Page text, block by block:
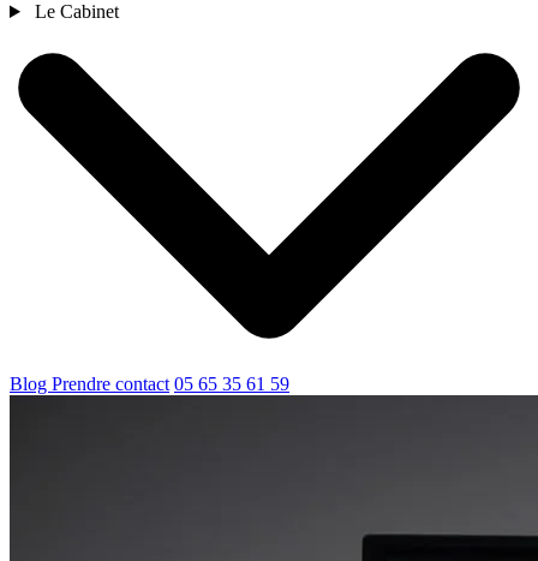
Le Cabinet
Blog Prendre contact 05 65 35 61 59